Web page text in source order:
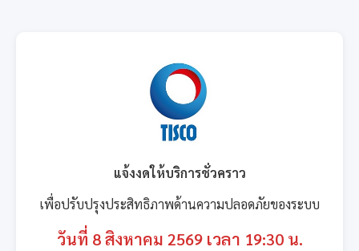
แจ้งงดให้บริการชั่วคราว
เพื่อปรับปรุงประสิทธิภาพด้านความปลอดภัยของระบบ
วันที่ 8 สิงหาคม 2569 เวลา 19:30 น.